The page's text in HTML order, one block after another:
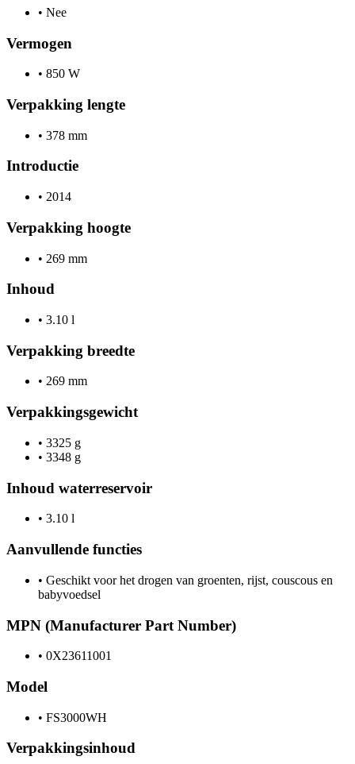
• Nee
Vermogen
• 850 W
Verpakking lengte
• 378 mm
Introductie
• 2014
Verpakking hoogte
• 269 mm
Inhoud
• 3.10 l
Verpakking breedte
• 269 mm
Verpakkingsgewicht
• 3325 g
• 3348 g
Inhoud waterreservoir
• 3.10 l
Aanvullende functies
• Geschikt voor het drogen van groenten, rijst, couscous en
babyvoedsel
MPN (Manufacturer Part Number)
• 0X23611001
Model
• FS3000WH
Verpakkingsinhoud